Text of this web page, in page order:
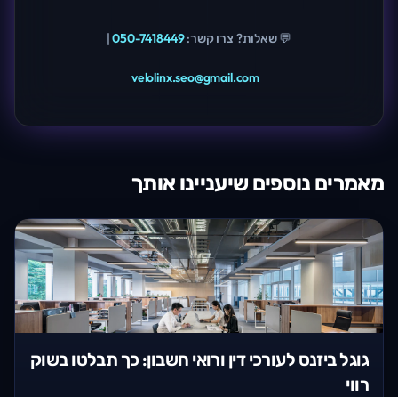
💬 שאלות? צרו קשר:050-7418449
|
velolinx.seo@gmail.com
מאמרים נוספים שיעניינו אותך
גוגל ביזנס לעורכי דין ורואי חשבון: כך תבלטו בשוק
רווי